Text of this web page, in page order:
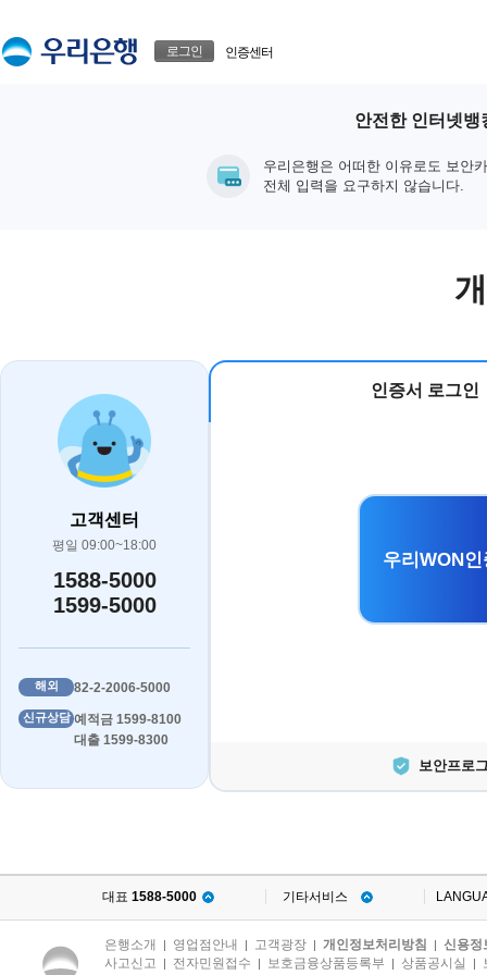
로그인 인증센터
안전한 인터넷뱅
우리은행은 어떠한 이유로도 보안
전체 입력을 요구하지 않습니다.
고객센터
평일 09:00~18:00
1588-5000
1599-5000
해외 82-2-2006-5000
신규상담 예적금 1599-8100
대출 1599-8300
인증서 로그인
우리WON
보안프로
대표 1588-5000 기타서비스
은행소개 | 영업점안내 | 고객광장 | 개인정보처리방침 | 신용정
사고신고 | 전자민원접수 | 보호금융상품등록부 | 상품공시실 |